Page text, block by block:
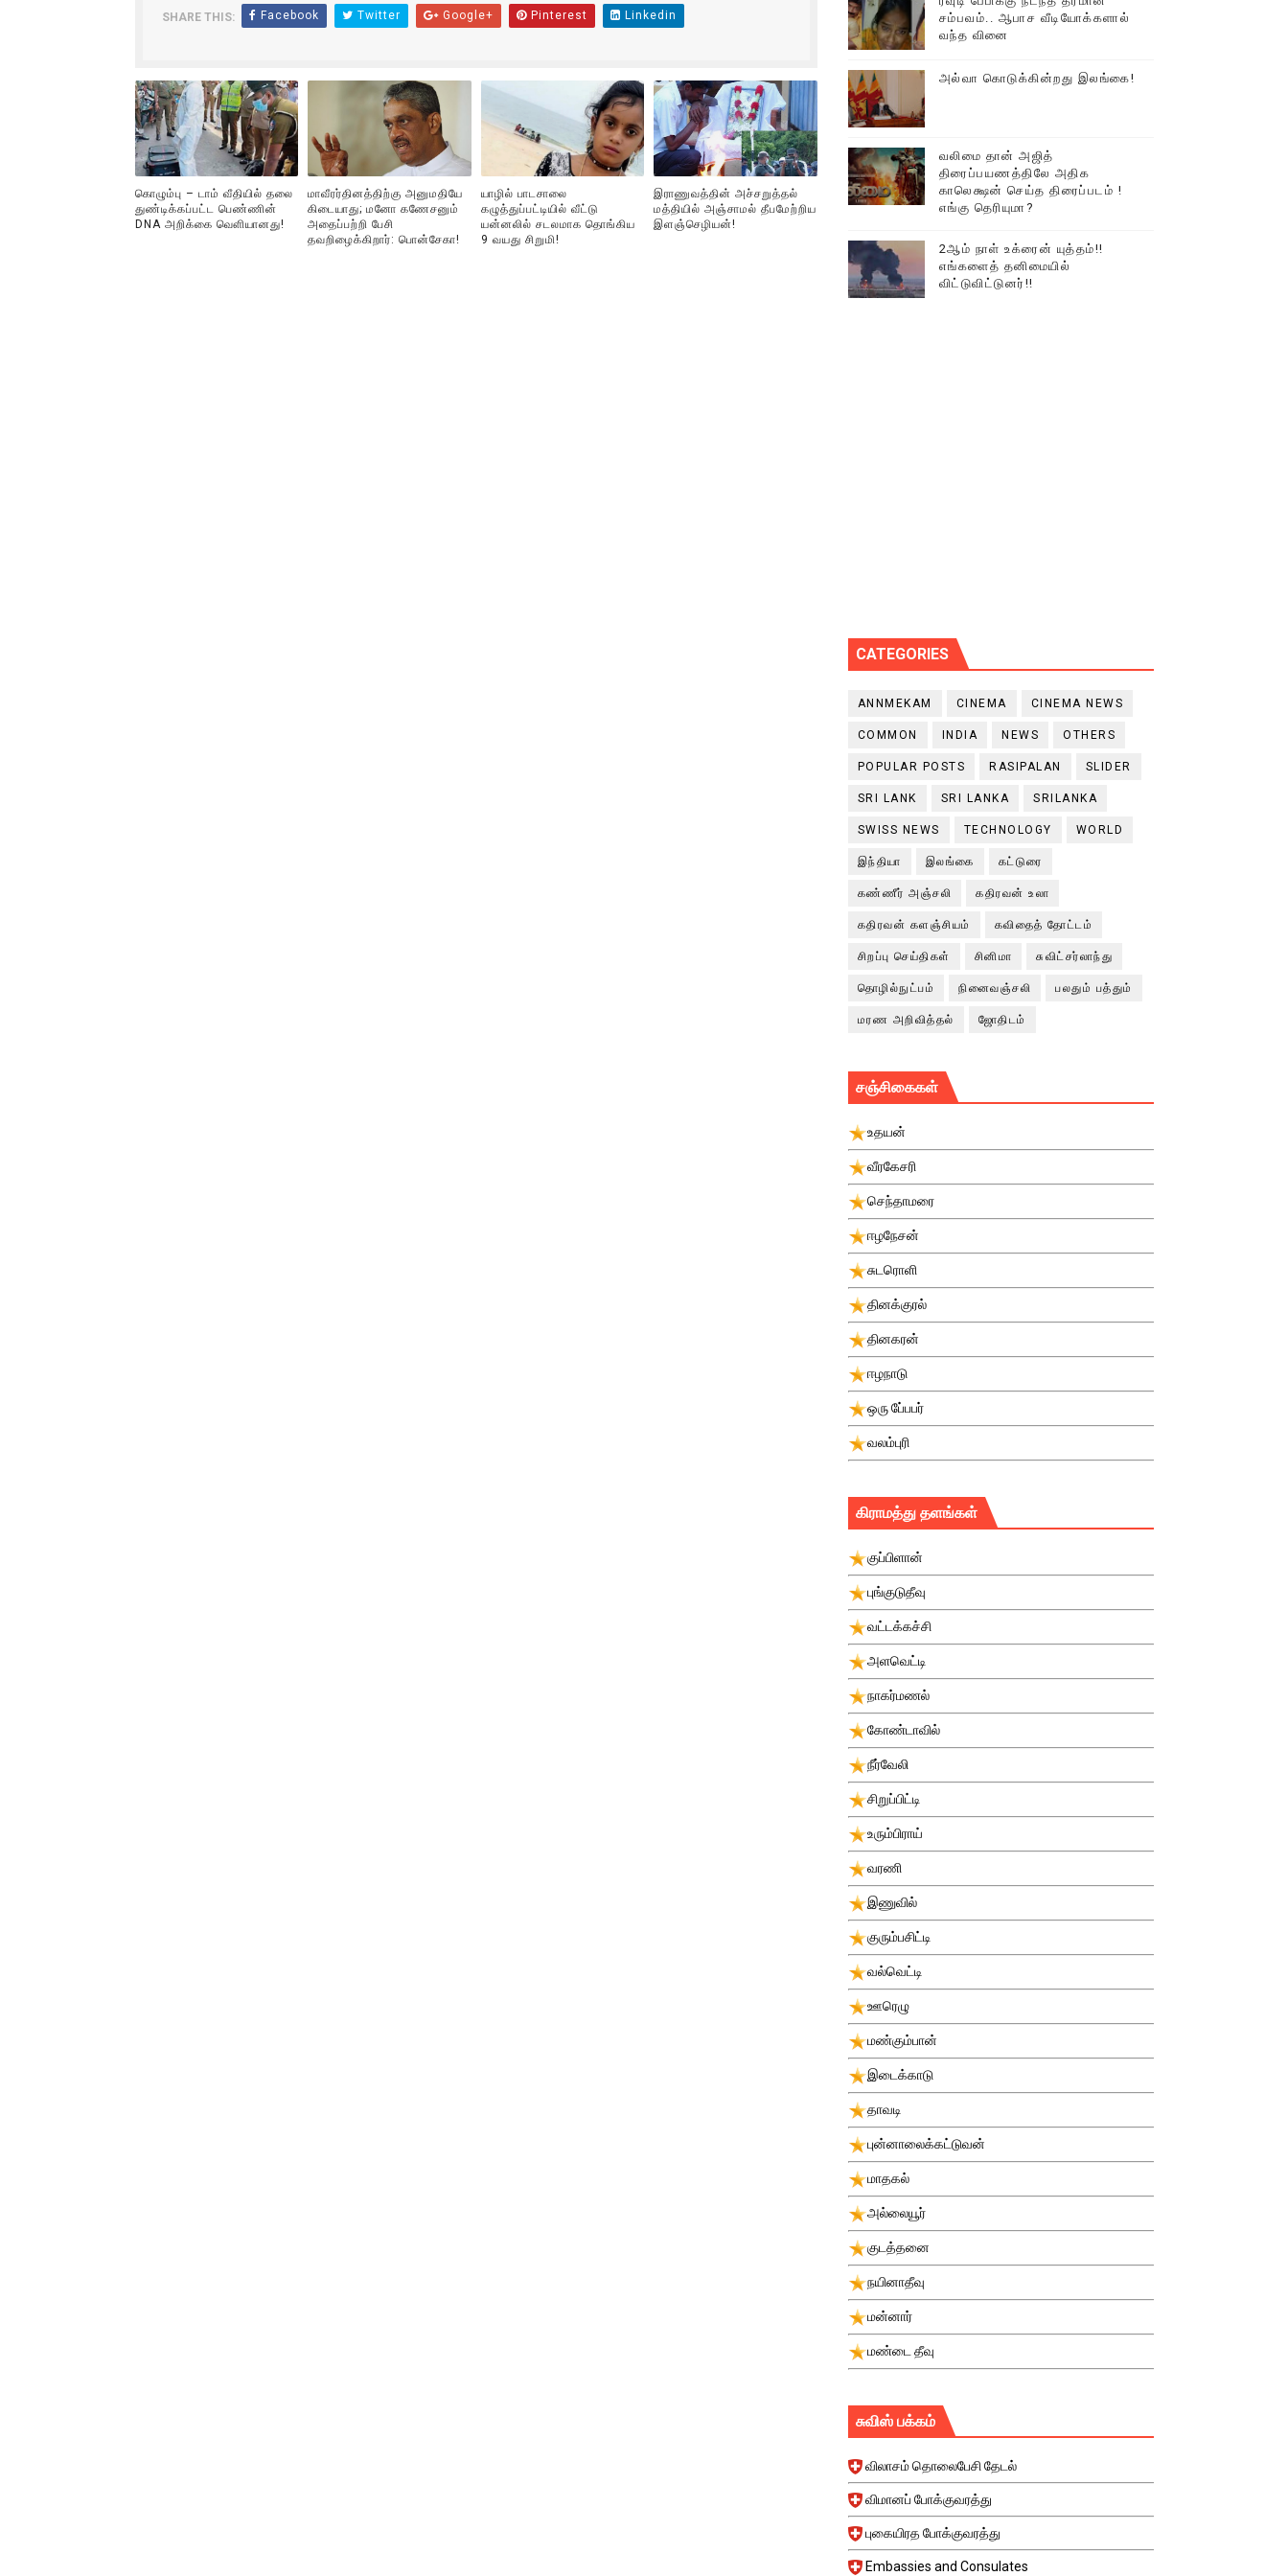
ஐ.நா முன்றலில் சீரற்ற காலநிலையிலும் தமிழின அழிப்பிற்கு நீதி கேட்டு நடைபெற்ற கவனயீர்ப்புப் போராட்டத்தில் திரண்ட தமிழ்மக்கள்!!
ஜனாதிபதி ஐக்கிய நாடுகளின் பொதுச் சபை கூட்டத்தில் இன்று உரை
32 CM விநோத கன்றுக்குட்டி! (வீடியோ)
வலிமை தான் அஜித் திரைப்பயணத்திலே அதிக காலெக்ஷன் செய்த திரைப்படம் ! எங்கு தெரியுமா?
SHARE THIS: Facebook Twitter Google+ Pinterest Linkedin
கொழும்பு – டாம் வீதியில் தலை
துண்டிக்கப்பட்ட பெண்ணின்
DNA அறிக்கை வௌியானது!
மாவீரர்தினத்திற்கு அனுமதியே
கிடையாது; மனோ கணேசனும்
அதைப்பற்றி பேசி
தவறிழைக்கிறார்: பொன்சேகா!
யாழில் பாடசாலை
கழுத்துப்பட்டியில் வீட்டு
யன்னலில் சடலமாக தொங்கிய
9 வயது சிறுமி!
இராணுவத்தின் அச்சறுத்தல்
மத்தியில் அஞ்சாமல் தீபமேற்றிய
இளஞ்செழியன்!
சம்பவம்.. ஆபாச வீடியோக்களால்
வந்த வினை
அல்வா கொடுக்கின்றது இலங்கை!
வலிமை தான் அஜித்
திரைப்பயணத்திலே அதிக
காலெக்ஷன் செய்த திரைப்படம் !
எங்கு தெரியுமா?
2ஆம் நாள் உக்ரைன் யுத்தம்!!
எங்களைத் தனிமையில்
விட்டுவிட்டுனர்!!
CATEGORIES
ANNMEKAM CINEMA CINEMA NEWS
COMMON INDIA NEWS OTHERS
POPULAR POSTS RASIPALAN SLIDER
SRI LANK SRI LANKA SRILANKA
SWISS NEWS TECHNOLOGY WORLD
இந்தியா இலங்கை கட்டுரை
கண்ணீர் அஞ்சலி கதிரவன் உலா
கதிரவன் களஞ்சியம் கவிதைத் தோட்டம்
சிறப்பு செய்திகள் சினிமா சுவிட்சர்லாந்து
தொழில்நுட்பம் நினைவஞ்சலி பலதும் பத்தும்
மரண அறிவித்தல் ஜோதிடம்
சஞ்சிகைகள்
உதயன்
வீரகேசரி
செந்தாமரை
ஈழநேசன்
சுடரொளி
தினக்குரல்
தினகரன்
ஈழநாடு
ஒரு பே்பபர்
வலம்புரி
கிராமத்து தளங்கள்
குப்பிளான்
புங்குடுதீவு
வட்டக்கச்சி
அளவெட்டி
நாகர்மணல்
கோண்டாவில்
நீர்வேலி
சிறுப்பிட்டி
உரும்பிராய்
வரணி
இணுவில்
குரும்பசிட்டி
வல்வெட்டி
ஊரெழு
மண்கும்பான்
இடைக்காடு
தாவடி
புன்னாலைக்கட்டுவன்
மாதகல்
அல்லையூர்
குடத்தனை
நயினாதீவு
மன்னார்
மண்டை தீவு
சுவிஸ் பக்கம்
விலாசம் தொலைபேசி தேடல்
விமானப் போக்குவரத்து
புகையிரத போக்குவரத்து
Embassies and Consulates